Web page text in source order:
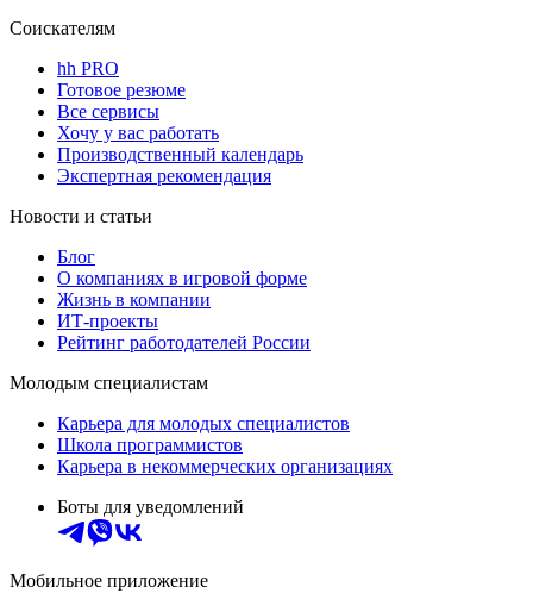
Соискателям
hh PRO
Готовое резюме
Все сервисы
Хочу у вас работать
Производственный календарь
Экспертная рекомендация
Новости и статьи
Блог
О компаниях в игровой форме
Жизнь в компании
ИТ-проекты
Рейтинг работодателей России
Молодым специалистам
Карьера для молодых специалистов
Школа программистов
Карьера в некоммерческих организациях
Боты для уведомлений
Мобильное приложение